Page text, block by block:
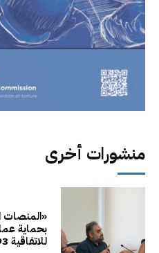
منشورات أخرى
«المنصات
بحماية
للاتفاقية 193